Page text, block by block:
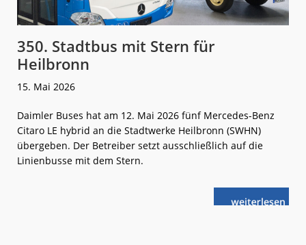
350. Stadtbus mit Stern für
Heilbronn
15. Mai 2026
Daimler Buses hat am 12. Mai 2026 fünf Mercedes-Benz
Citaro LE hybrid an die Stadtwerke Heilbronn (SWHN)
übergeben. Der Betreiber setzt ausschließlich auf die
Linienbusse mit dem Stern.
weiterlese
n350. Stadtbus